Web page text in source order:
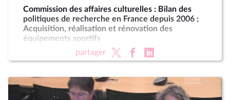
Commission des affaires culturelles : Bilan des
politiques de recherche en France depuis 2006 ;
Acquisition, réalisation et rénovation des
équipements sportifs
partager